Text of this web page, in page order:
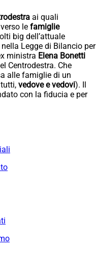
ai quali
le famiglie
big dell’attuale
Legge di Bilancio per
ministra Elena Bonetti
Centrodestra. Che
alle famiglie di un
vedove e vedovi). Il
con la fiducia e per